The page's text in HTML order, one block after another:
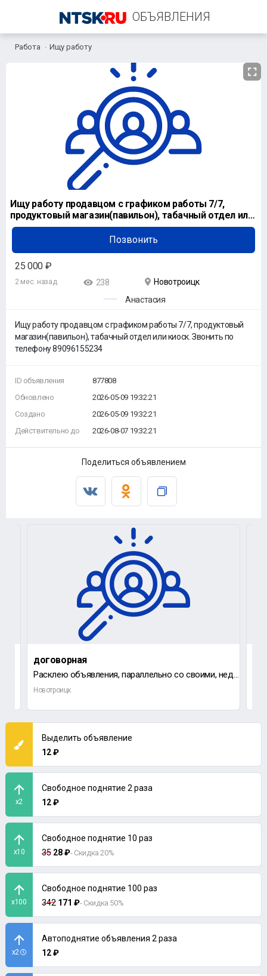
ОБЪЯВЛЕНИЯ
+7 (905) 840-66-26
Работа Ищу работу
Ищу работу продавцом с графиком работы 7/7,
продуктовый магазин(павильон), табачный отдел или
киоск.
Позвонить
25 000 ₽
2 мес. назад 238
Новотроицк
Анастасия
Ищу работу продавцом с графиком работы 7/7, продуктовый
магазин(павильон), табачный отдел или киоск. Звонить по
телефону 89096155234
ID объявления
Обновлено
Создано
Действительно до
877808
2026-05-09 19:32:21
2026-05-09 19:32:21
2026-08-07 19:32:21
Поделиться объявлением
договорная
Расклею объявления, параллельно со своими, недорого
Новотроицк
Выделить объявление
12 ₽
x2
Свободное поднятие 2 раза
12 ₽
x10
Свободное поднятие 10 раз
35 28 ₽- Скидка 20%
x100
Свободное поднятие 100 раз
342 171 ₽- Скидка 50%
x2
Автоподнятие объявления 2 раза
12 ₽